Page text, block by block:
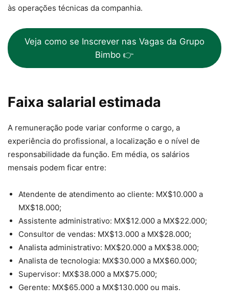
às operações técnicas da companhia.
Veja como se Inscrever nas Vagas da Grupo
Bimbo 👉
Faixa salarial estimada
A remuneração pode variar conforme o cargo, a
experiência do profissional, a localização e o nível de
responsabilidade da função. Em média, os salários
mensais podem ficar entre:
Atendente de atendimento ao cliente: MX$10.000 a
MX$18.000;
Assistente administrativo: MX$12.000 a MX$22.000;
Consultor de vendas: MX$13.000 a MX$28.000;
Analista administrativo: MX$20.000 a MX$38.000;
Analista de tecnologia: MX$30.000 a MX$60.000;
Supervisor: MX$38.000 a MX$75.000;
Gerente: MX$65.000 a MX$130.000 ou mais.